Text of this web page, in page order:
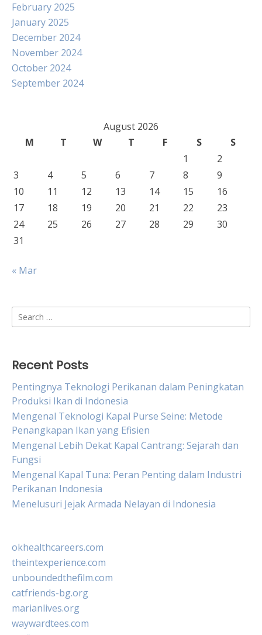
February 2025
January 2025
December 2024
November 2024
October 2024
September 2024
August 2026
M
T W T F S
S
1
2
3
4 5 6 7 8
9
10
11 12 13 14 15
16
17
18 19 20 21 22
23
24
25 26 27 28 29
30
31
« Mar
Search
for:
Recent Posts
Pentingnya Teknologi Perikanan dalam Peningkatan
Produksi Ikan di Indonesia
Mengenal Teknologi Kapal Purse Seine: Metode
Penangkapan Ikan yang Efisien
Mengenal Lebih Dekat Kapal Cantrang: Sejarah dan
Fungsi
Mengenal Kapal Tuna: Peran Penting dalam Industri
Perikanan Indonesia
Menelusuri Jejak Armada Nelayan di Indonesia
okhealthcareers.com
theintexperience.com
unboundedthefilm.com
catfriends-bg.org
marianlives.org
waywardtees.com